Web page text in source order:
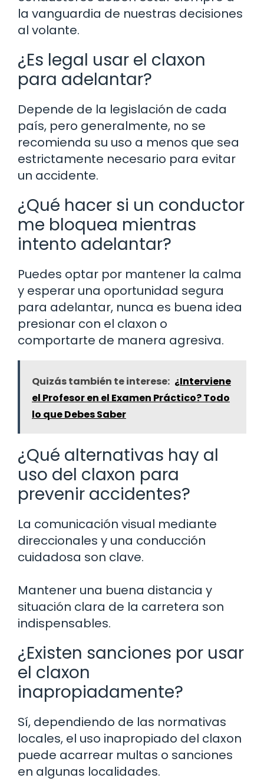
la vanguardia de nuestras decisiones
al volante.
¿Es legal usar el claxon
para adelantar?
Depende de la legislación de cada
país, pero generalmente, no se
recomienda su uso a menos que sea
estrictamente necesario para evitar
un accidente.
¿Qué hacer si un conductor
me bloquea mientras
intento adelantar?
Puedes optar por mantener la calma
y esperar una oportunidad segura
para adelantar, nunca es buena idea
presionar con el claxon o
comportarte de manera agresiva.
Quizás también te interese: ¿Interviene
el Profesor en el Examen Práctico? Todo
lo que Debes Saber
¿Qué alternativas hay al
uso del claxon para
prevenir accidentes?
La comunicación visual mediante
direccionales y una conducción
cuidadosa son clave.
Mantener una buena distancia y
situación clara de la carretera son
indispensables.
¿Existen sanciones por usar
el claxon
inapropiadamente?
Sí, dependiendo de las normativas
locales, el uso inapropiado del claxon
puede acarrear multas o sanciones
en algunas localidades.